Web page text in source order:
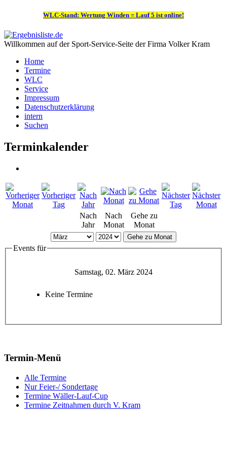
WLC-Stand: Wertung Winden = Lauf 5 ist online!
Willkommen auf der Sport-Service-Seite der Firma Volker Kram
Home
Termine
WLC
Service
Impressum
Datenschutzerklärung
intern
Suchen
Terminkalender
Nach
Jahr
Nach
Monat
Gehe zu
Monat
Gehe zu Monat
Events für
Samstag, 02. März 2024
Keine Termine
Termin-Menü
Alle Termine
Nur Feier-/ Sondertage
Termine Wäller-Lauf-Cup
Termine Zeitnahmen durch V. Kram